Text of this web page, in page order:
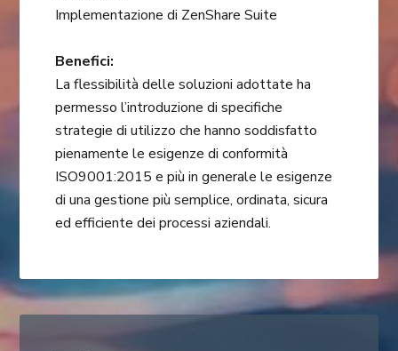
Implementazione di ZenShare Suite
Benefici:
La flessibilità delle soluzioni adottate ha
permesso l’introduzione di specifiche
strategie di utilizzo che hanno soddisfatto
pienamente le esigenze di conformità
ISO9001:2015 e più in generale le esigenze
di una gestione più semplice, ordinata, sicura
ed efficiente dei processi aziendali.